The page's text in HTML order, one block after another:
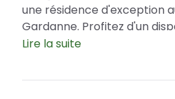
une résidence d'exception
Gardanne. Profitez d'un
avantageux grâce à la loi
investisseurs. Alliant le
Lire la suite